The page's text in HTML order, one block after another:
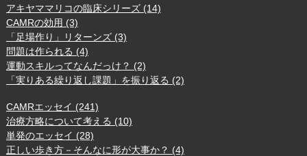
アキヤママリコの臨床シリーズ (14)
CAMRの効用 (3)
「足場作り」リターンズ (3)
問題は作られる (4)
運動スキルってなんだっけ？ (2)
「実りある繰り返し課題」を振り返る (2)
CAMRエッセイ (241)
治療方略について考える (10)
単発のエッセイ (28)
正しい歩き方－そんなに形が大事か？ (4)